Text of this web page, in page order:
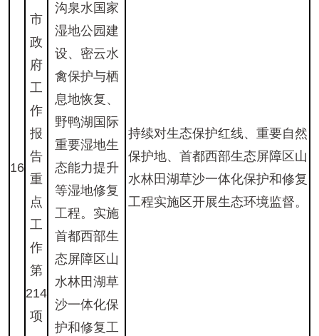
16
市
政
府
工
作
报
告
重
点
工
作
第
214
项
沟泉水国家
湿地公园建
设、密云水
禽保护与栖
息地恢复、
野鸭湖国际
重要湿地生
态能力提升
等湿地修复
工程。实施
首都西部生
态屏障区山
水林田湖草
沙一体化保
护和修复工
持续对生态保护红线、重要自然
保护地、首都西部生态屏障区山
水林田湖草沙一体化保护和修复
工程实施区开展生态环境监督。